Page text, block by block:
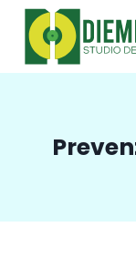
Salta
contenuto